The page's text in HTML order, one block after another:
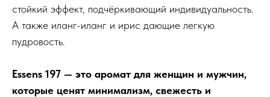
стойкий эффект, подчёркивающий индивидуальность.
А также иланг-иланг и ирис дающие легкую
пудровость.
Essens 197 — это аромат для женщин и мужчин,
которые ценят минимализм, свежесть и